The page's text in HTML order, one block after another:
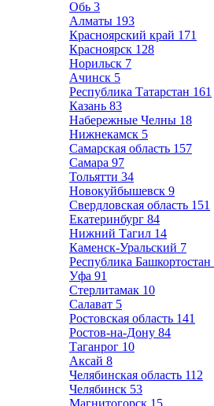
Обь 3
Алматы 193
Красноярский край 171
Красноярск 128
Норильск 7
Ачинск 5
Республика Татарстан 161
Казань 83
Набережные Челны 18
Нижнекамск 5
Самарская область 157
Самара 97
Тольятти 34
Новокуйбышевск 9
Свердловская область 151
Екатеринбург 84
Нижний Тагил 14
Каменск-Уральский 7
Республика Башкортостан
Уфа 91
Стерлитамак 10
Салават 5
Ростовская область 141
Ростов-на-Дону 84
Таганрог 10
Аксай 8
Челябинская область 112
Челябинск 53
Магнитогорск 15